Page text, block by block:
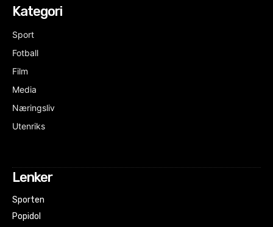
Kategori
Sport
Fotball
Film
Media
Næringsliv
Utenriks
Lenker
Sporten
Popidol